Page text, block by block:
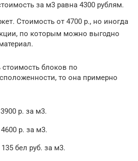
за м3 равна 4300 рублям.
Стоимость от 4700 р., но иногда
по которым можно выгодно
стоимость блоков по
то она примерно
р. за м3.
р. за м3.
135 бел руб. за м3.